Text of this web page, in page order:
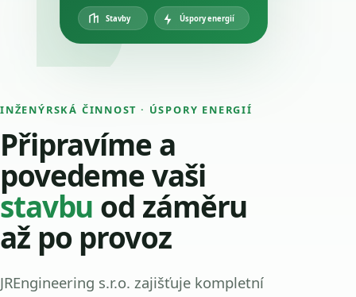
INŽENÝRSKÁ ČINNOST · ÚSPORY ENERGIÍ
Připravíme a
povedeme vaši
stavbu od záměru
až po provoz
JREngineering s.r.o. zajišťuje kompletní
Stavby Úspory energií